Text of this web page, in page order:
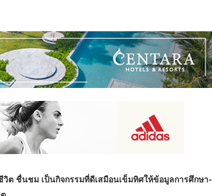
ต ชื่นชม เป็นกิจกรรมที่ดีเสมือนเข็มทิศให้ข้อมูลการศึกษา-